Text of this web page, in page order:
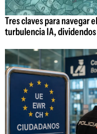
Tres claves para navegar
turbulencia IA,